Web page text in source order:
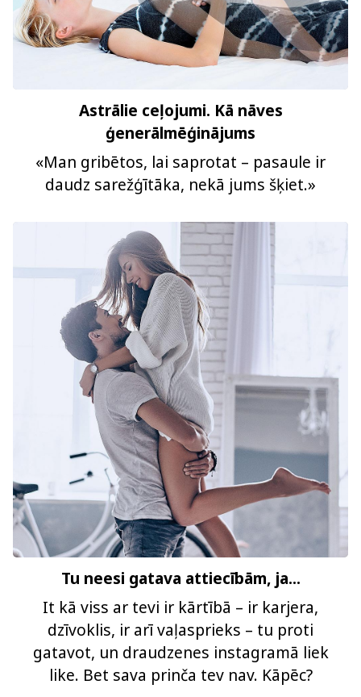
Astrālie ceļojumi. Kā nāves
ģenerālmēģinājums
«Man gribētos, lai saprotat – pasaule ir
daudz sarežģītāka, nekā jums šķiet.»
Tu neesi gatava attiecībām, ja...
It kā viss ar tevi ir kārtībā – ir karjera,
dzīvoklis, ir arī vaļasprieks – tu proti
gatavot, un draudzenes instagramā liek
like. Bet sava prinča tev nav. Kāpēc?